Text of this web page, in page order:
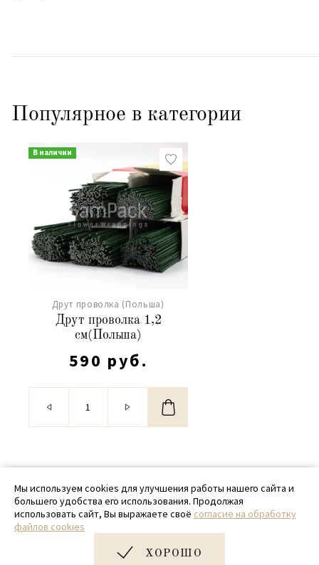
Популярное в категории
В наличии
Друт проволка (Польша)
Друт проволка 1,2
см(Польша)
590 руб.
© 2020 - 2026 SamPack
+ 7 (918) 699-97-87
zakaz@sampack.store
Дизайн и разработка сайта
Мы используем cookies для улучшения работы нашего сайта и
большего удобства его использования. Продолжая
использовать сайт, Вы выражаете своё согласие на обработку
файлов cookies
ХОРОШО